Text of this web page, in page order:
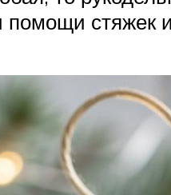
помощи стяжек